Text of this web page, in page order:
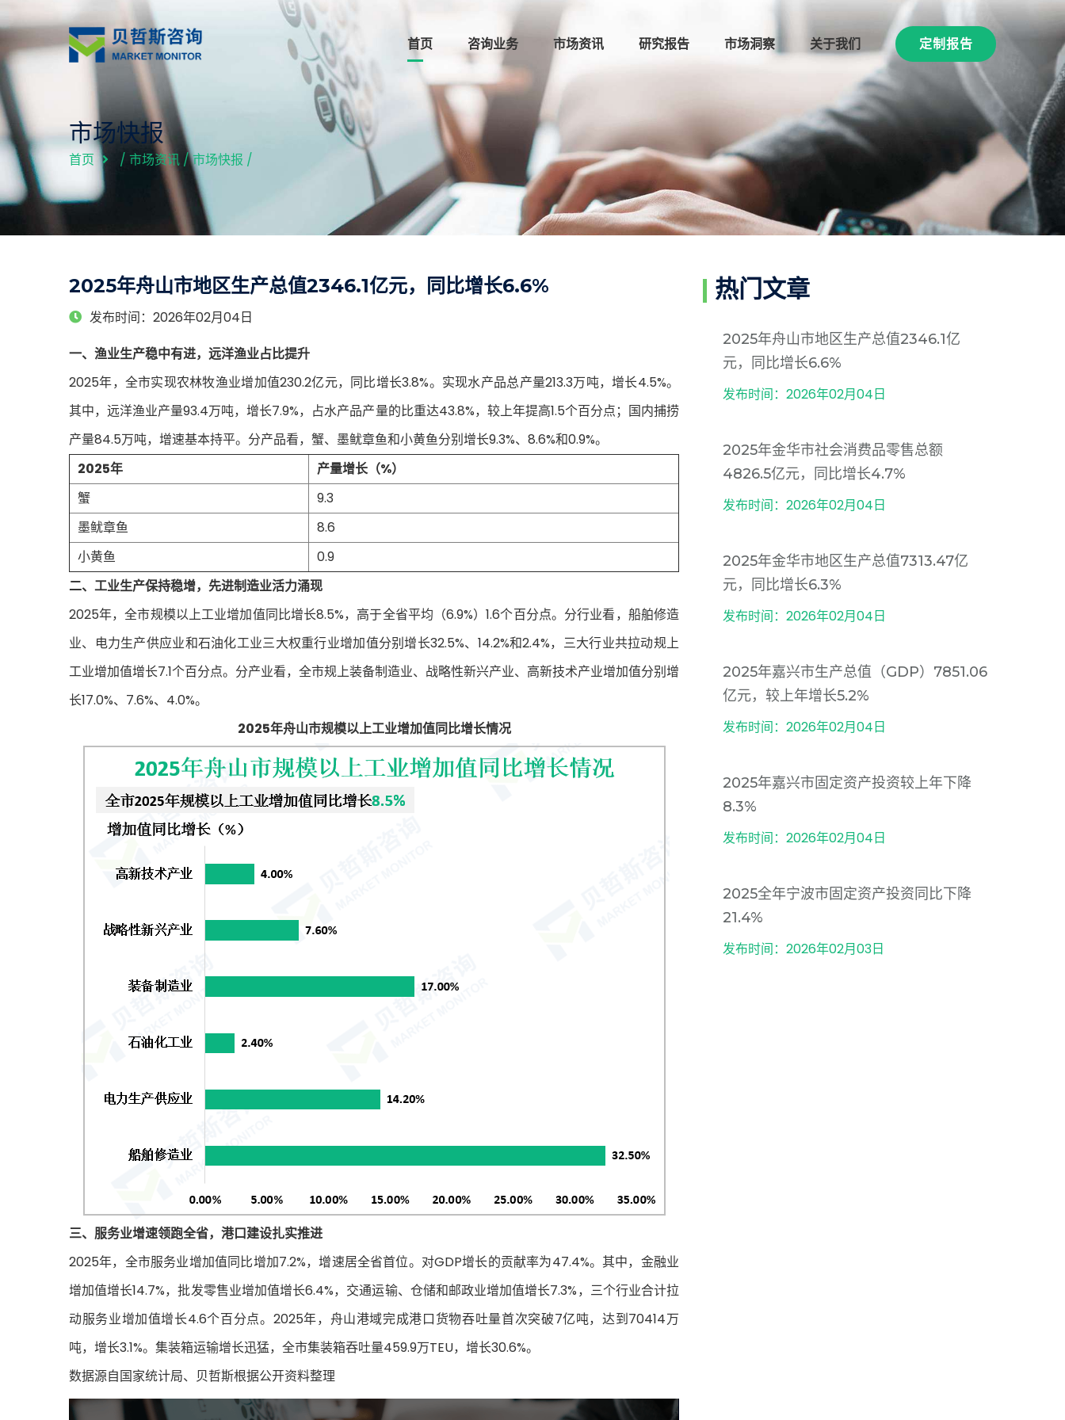
首页 咨询业务 市场资讯 研究报告 市场洞察 关于我们 定制报告
市场快报
首页 / 市场资讯 /市场快报 /
2025年舟山市地区生产总值2346.1亿元，同比增长6.6%
发布时间：2026年02月04日
一、渔业生产稳中有进，远洋渔业占比提升
2025年，全市实现农林牧渔业增加值230.2亿元，同比增长3.8%。实现水产品总产量213.3万吨，增长4.5%。
其中，远洋渔业产量93.4万吨，增长7.9%，占水产品产量的比重达43.8%，较上年提高1.5个百分点；国内捕捞
产量84.5万吨，增速基本持平。分产品看，蟹、墨鱿章鱼和小黄鱼分别增长9.3%、8.6%和0.9%。
2025年
产量增长（%）
蟹
9.3
墨鱿章鱼
8.6
小黄鱼
0.9
二、工业生产保持稳增，先进制造业活力涌现
2025年，全市规模以上工业增加值同比增长8.5%，高于全省平均（6.9%）1.6个百分点。分行业看，船舶修造
业、电力生产供应业和石油化工业三大权重行业增加值分别增长32.5%、14.2%和2.4%，三大行业共拉动规上
工业增加值增长7.1个百分点。分产业看，全市规上装备制造业、战略性新兴产业、高新技术产业增加值分别增
长17.0%、7.6%、4.0%。
2025年舟山市规模以上工业增加值同比增长情况
三、服务业增速领跑全省，港口建设扎实推进
2025年，全市服务业增加值同比增加7.2%，增速居全省首位。对GDP增长的贡献率为47.4%。其中，金融业
增加值增长14.7%，批发零售业增加值增长6.4%，交通运输、仓储和邮政业增加值增长7.3%，三个行业合计拉
动服务业增加值增长4.6个百分点。2025年，舟山港域完成港口货物吞吐量首次突破7亿吨，达到70414万
吨，增长3.1%。集装箱运输增长迅猛，全市集装箱吞吐量459.9万TEU，增长30.6%。
数据源自国家统计局、贝哲斯根据公开资料整理
热门文章
2025年舟山市地区生产总值2346.1亿
元，同比增长6.6%
发布时间：2026年02月04日
2025年金华市社会消费品零售总额
4826.5亿元，同比增长4.7%
发布时间：2026年02月04日
2025年金华市地区生产总值7313.47亿
元，同比增长6.3%
发布时间：2026年02月04日
2025年嘉兴市生产总值（GDP）7851.06
亿元，较上年增长5.2%
发布时间：2026年02月04日
2025年嘉兴市固定资产投资较上年下降
8.3%
发布时间：2026年02月04日
2025全年宁波市固定资产投资同比下降
21.4%
发布时间：2026年02月03日